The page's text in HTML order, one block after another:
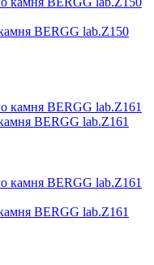
BERGG lab.Z150
BERGG lab.Z161
BERGG lab.Z161